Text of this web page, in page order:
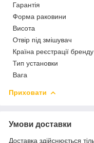
Гарантія
Форма раковини
Висота
Отвір під змішувач
Країна реєстрації бренду
Тип установки
Вага
Приховати
Умови доставки
Доставка здійснюється